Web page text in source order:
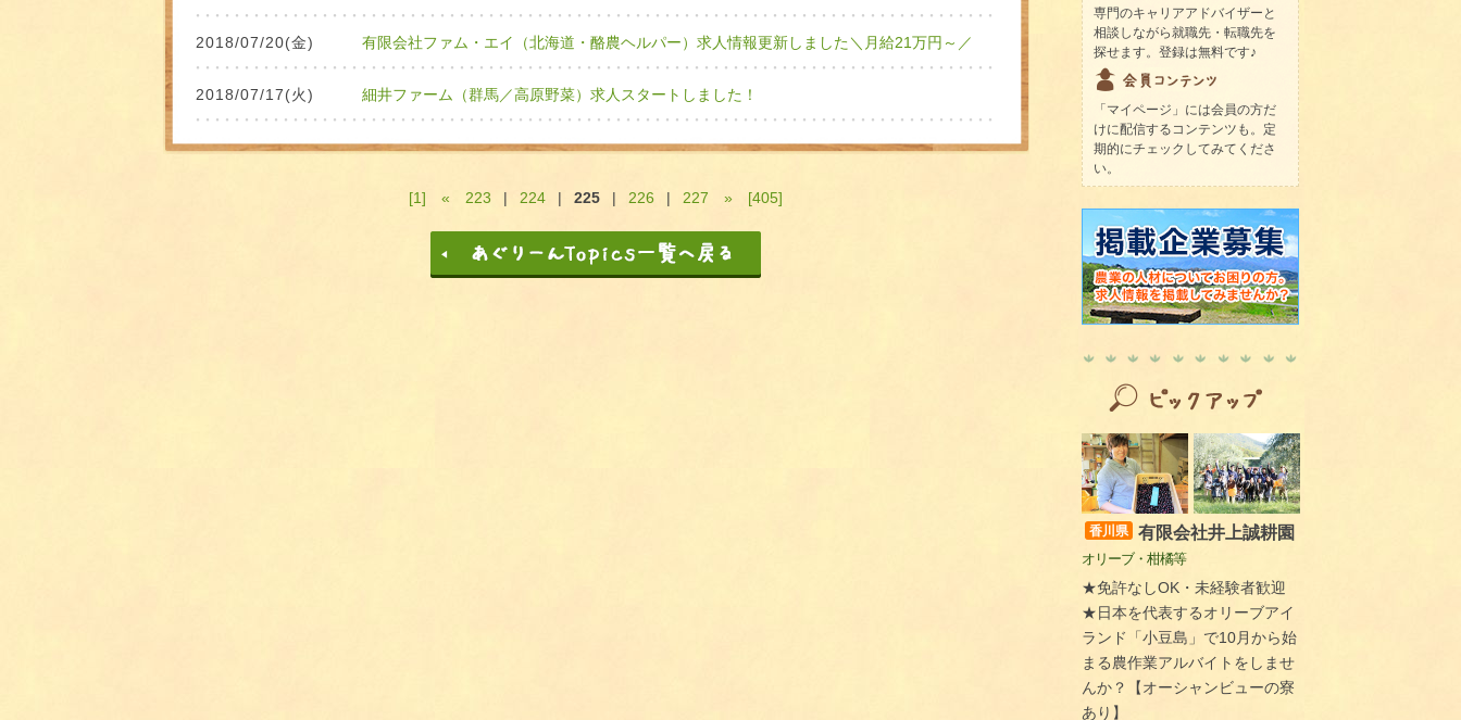
2018/07/20(金) 有限会社ファム・エイ（北海道・酪農ヘルパー）求人情報更新しました＼月給21万円～／
2018/07/17(火) 細井ファーム（群馬／高原野菜）求人スタートしました！
[1] « 223 | 224 | 225 | 226 | 227 » [405]
専門のキャリアアドバイザーと
相談しながら就職先・転職先を
探せます。登録は無料です♪
「マイページ」には会員の方だ
けに配信するコンテンツも。定
期的にチェックしてみてくださ
い。
香川県 有限会社井上誠耕園
オリーブ・柑橘等
★免許なしOK・未経験者歓迎
★日本を代表するオリーブアイ
ランド「小豆島」で10月から始
まる農作業アルバイトをしませ
んか？【オーシャンビューの寮
あり】